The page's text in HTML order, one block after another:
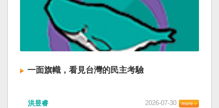
一面旗幟，看見台灣的民主考驗
洪昱睿 2026-07-30